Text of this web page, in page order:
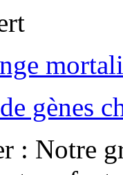
gènes
: Notre